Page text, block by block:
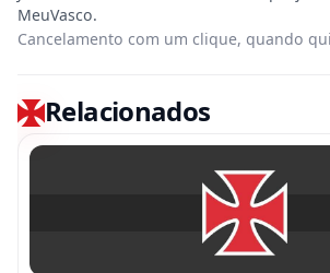
Cancelamento com um clique, quando
Relacionados